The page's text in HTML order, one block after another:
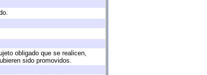
obligado que se realicen,
sido promovidos.